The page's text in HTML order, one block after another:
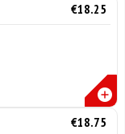
€18.25
€18.75